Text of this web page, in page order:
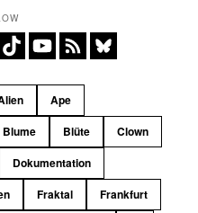
Ape
Blume Blüte
Clown
Dokumentation
Fraktal
Frankfurt